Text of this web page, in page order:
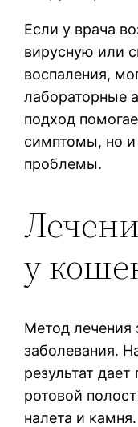
Если у врача
вирусную или
воспаления,
лабораторные
подход
симптомы, но и
проблемы.
у
Метод лечения
заболевания.
результат
ротовой
налета и